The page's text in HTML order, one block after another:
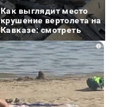
Как выглядит место
крушение вертолета на
Кавказе: смотреть
i